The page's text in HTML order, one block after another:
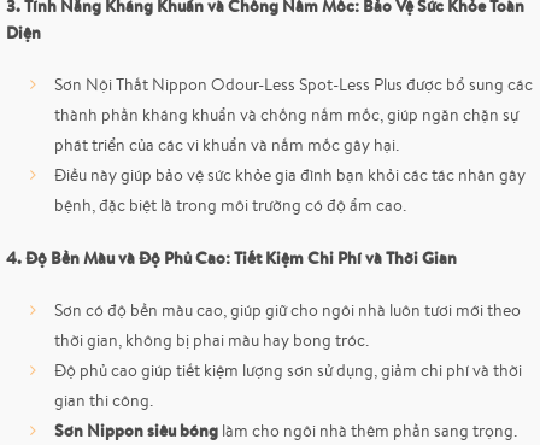
3. Tính Năng Kháng Khuẩn và Chống Nấm Mốc: Bảo Vệ Sức Khỏe Toàn
Diện
Sơn Nội Thất Nippon Odour-Less Spot-Less Plus được bổ sung các
thành phần kháng khuẩn và chống nấm mốc, giúp ngăn chặn sự
phát triển của các vi khuẩn và nấm mốc gây hại.
Điều này giúp bảo vệ sức khỏe gia đình bạn khỏi các tác nhân gây
bệnh, đặc biệt là trong môi trường có độ ẩm cao.
4. Độ Bền Màu và Độ Phủ Cao: Tiết Kiệm Chi Phí và Thời Gian
Sơn có độ bền màu cao, giúp giữ cho ngôi nhà luôn tươi mới theo
thời gian, không bị phai màu hay bong tróc.
Độ phủ cao giúp tiết kiệm lượng sơn sử dụng, giảm chi phí và thời
gian thi công.
Sơn Nippon siêu bóng làm cho ngôi nhà thêm phần sang trọng.